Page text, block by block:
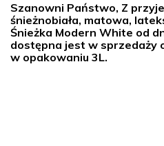
Szanowni Państwo, Z
śnieżnobiała, matowa,
Śnieżka Modern White od
dostępna jest w sprzedaży
w opakowaniu 3L.